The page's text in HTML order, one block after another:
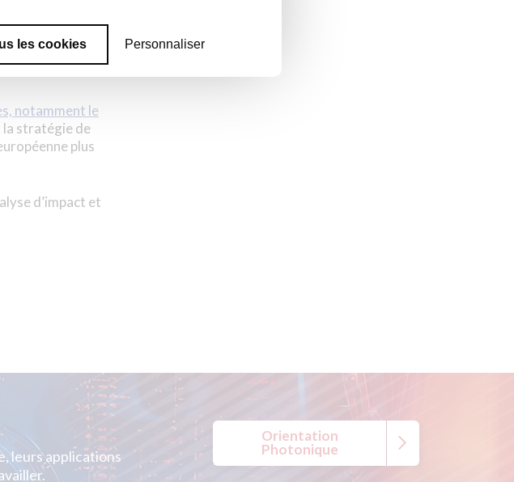
les cookies Personnaliser
des semi-
de la chaîne de
et les
notamment le
la stratégie de
plus
d’impact et
leurs applications
Orientation
Photonique